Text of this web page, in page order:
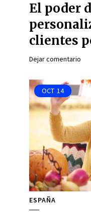
El poder
clientes
Dejar comentario
OCT 14
ESPAÑA